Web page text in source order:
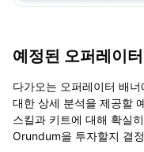
예정된 오퍼레이
다가오는 오퍼레이터 배
대한 상세 분석을 제공할
스킬과 키트에 대해 확실
Orundum을 투자할지 결